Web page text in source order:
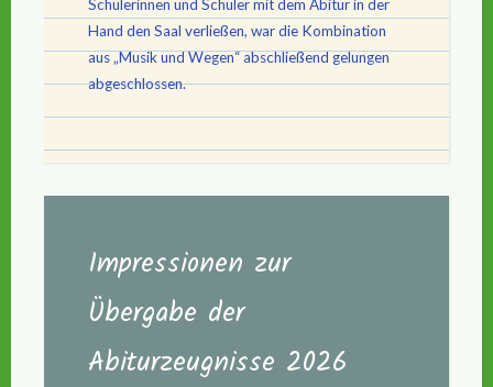
Schülerinnen und Schüler mit dem Abitur in der
Hand den Saal verließen, war die Kombination
aus „Musik und Wegen“ abschließend gelungen
abgeschlossen.
Impressionen zur
Übergabe der
Abiturzeugnisse 2026